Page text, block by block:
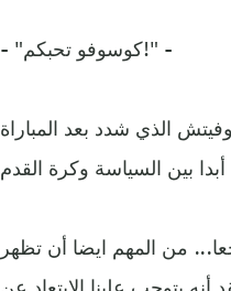
- "كوسوفو تحبكم!" -
الذي شدد بعد المباراة
من المهم ايضا أن تظهر